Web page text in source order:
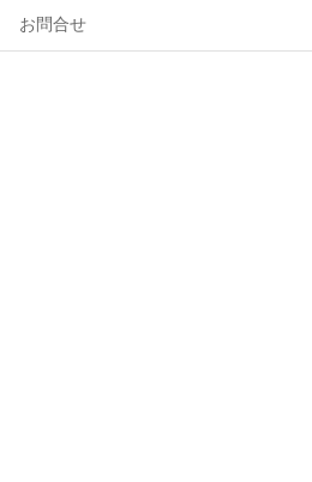
お問合せ